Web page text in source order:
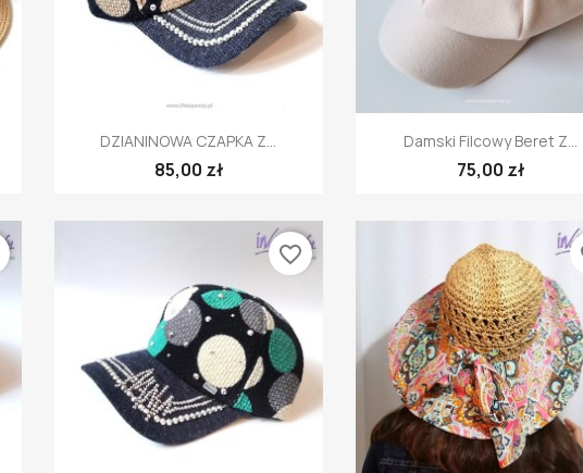
Szybki podgląd
DZIANINOWA CZAPKA Z...
85,00 zł
Szybki podgląd
Damski Filcowy Beret Z...
75,00 zł
favorite_border